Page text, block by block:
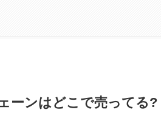
ーンはどこで売ってる?